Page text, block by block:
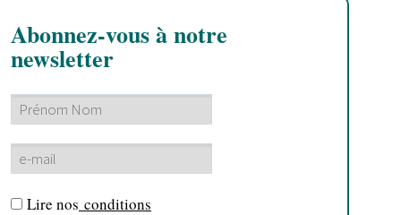
Abonnez-vous à notre
newsletter
Lire nos conditions